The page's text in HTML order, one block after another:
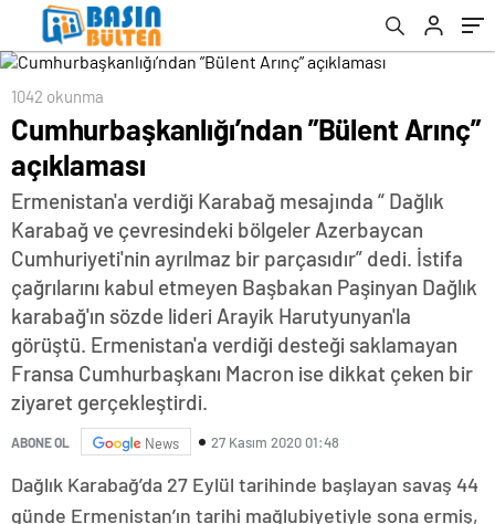
1042 okunma
Cumhurbaşkanlığı’ndan ”Bülent Arınç”
açıklaması
Ermenistan'a verdiği Karabağ mesajında “ Dağlık
Karabağ ve çevresindeki bölgeler Azerbaycan
Cumhuriyeti'nin ayrılmaz bir parçasıdır” dedi. İstifa
çağrılarını kabul etmeyen Başbakan Paşinyan Dağlık
karabağ'ın sözde lideri Arayik Harutyunyan'la
görüştü. Ermenistan'a verdiği desteği saklamayan
Fransa Cumhurbaşkanı Macron ise dikkat çeken bir
ziyaret gerçekleştirdi.
ABONE OL News 27 Kasım 2020 01:48
Dağlık Karabağ’da 27 Eylül tarihinde başlayan savaş 44
günde Ermenistan’ın tarihi mağlubiyetiyle sona ermiş,